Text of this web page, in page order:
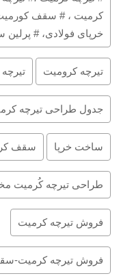
کرمیت ، # سقف کورمیت
خرپای فولادی، #
تیرچه کرومیت
جدول طراحی تیرچه
ساخت خرپا سقف
طراحی تیرچه کُرمیت
فروش تیرچه کرمیت
فروش تیرچه کرمیت-